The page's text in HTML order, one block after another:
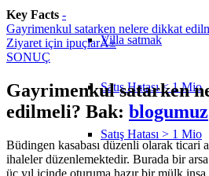
Villa satmak
Satış Hatası < 1 Mio
Satış Hatası > 1 Mio
Key Facts -
Gayrimenkul satarken nelere dikkat
Ziyaret için ipuçlarÄ±
SONUÇ
Gayrimenkul satarken
edilmeli? Bak: blogumuz
Büdingen kasabası düzenli olarak ticari
ihaleler düzenlemektedir. Burada bir arsa
üç yıl içinde oturuma hazır bir mülk